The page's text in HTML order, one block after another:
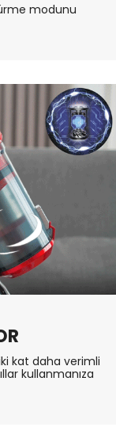
modunu
kat daha verimli
kullanmanıza